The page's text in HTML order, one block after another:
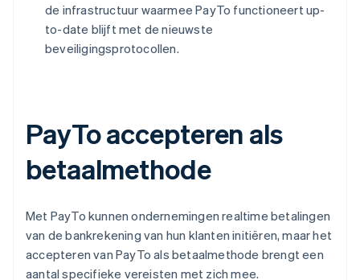
de infrastructuur waarmee PayTo functioneert up-
to-date blijft met de nieuwste
beveiligingsprotocollen.
PayTo accepteren als
betaalmethode
Met PayTo kunnen ondernemingen realtime betalingen
van de bankrekening van hun klanten initiëren, maar het
accepteren van PayTo als betaalmethode brengt een
aantal specifieke vereisten met zich mee.